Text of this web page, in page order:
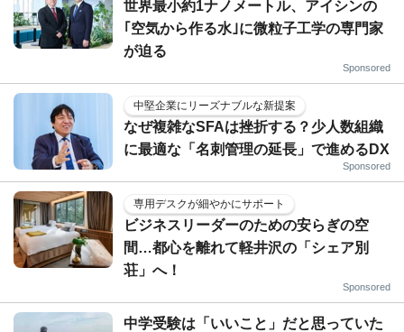
世界最小約1ナノメートル、アイシンの
｢空気から作る水｣に微粒子工学の専門家
が迫る
Sponsored
中堅企業にリーズナブルな新提案
なぜ複雑なSFAは挫折する？少人数組織
に最適な「名刺管理の延長」で進めるDX
Sponsored
専用デスクが細やかにサポート
ビジネスリーダーのための安らぎの空
間…都心を離れて軽井沢の「シェア別
荘」へ！
Sponsored
中学受験は「いいこと」だと思っていた